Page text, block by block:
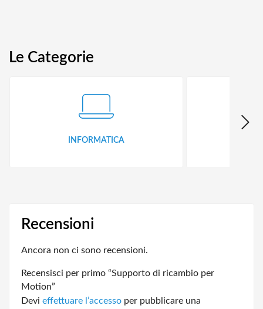
Le Categorie
INFORMATICA
Recensioni
Ancora non ci sono recensioni.
Recensisci per primo “Supporto di ricambio per
Motion”
Devi effettuare l’accesso per pubblicare una